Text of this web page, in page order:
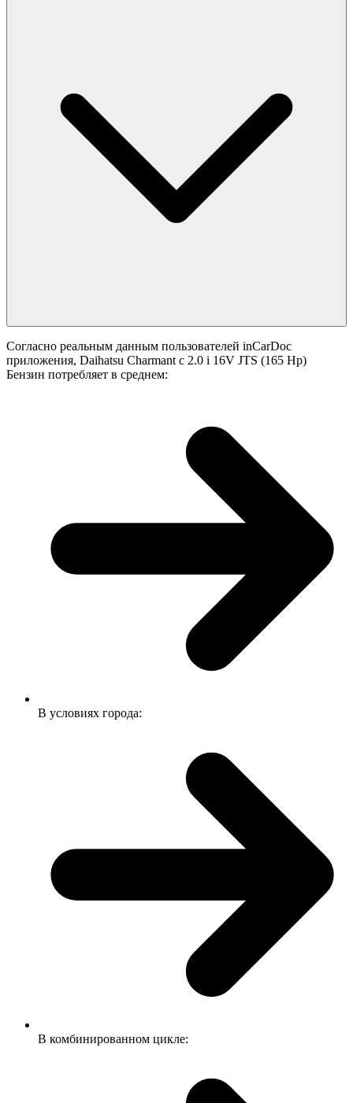
Согласно реальным данным пользователей inCarDoc
приложения, Daihatsu Charmant с 2.0 i 16V JTS (165 Hp)
Бензин потребляет в среднем:
В условиях города:
В комбинированном цикле: